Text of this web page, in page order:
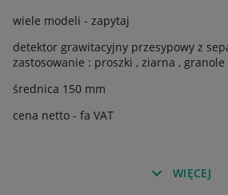
wiele modeli - zapytaj
detektor grawitacyjny przesypowy z
zastosowanie : proszki , ziarna ,
średnica 150 mm
cena netto - fa VAT
WIĘCEJ